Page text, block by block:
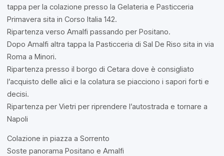
tappa per la colazione presso la Gelateria e Pasticceria
Primavera sita in Corso Italia 142.
Ripartenza verso Amalfi passando per Positano.
Dopo Amalfi altra tappa la Pasticceria di Sal De Riso sita in via
Roma a Minori.
Ripartenza presso il borgo di Cetara dove è consigliato
l’acquisto delle alici e la colatura se piacciono i sapori forti e
decisi.
Ripartenza per Vietri per riprendere l’autostrada e tornare a
Napoli
Colazione in piazza a Sorrento
Soste panorama Positano e Amalfi